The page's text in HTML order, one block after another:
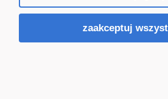
zaakceptuj